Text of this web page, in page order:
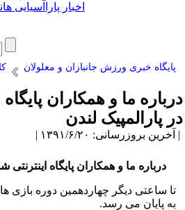
اخبار پاراآسیایی
پایگاه خبری ورزش جانبازان و معلولان
درباره ما و همکاران
در پارالمپیک لندن
| آخرین بروزرسانی: ۱۳۹۱/۶/۲۰ |
درباره ما و همکاران پایگاه اینترنتی
به پایان می رسد.